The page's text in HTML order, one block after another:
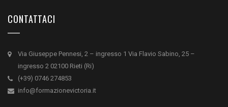
CONTATTACI
Via Giuseppe Pennesi, 2 – ingresso 1 Via Flavio Sabino, 25 –
ingresso 2 02100 Rieti (Ri)
(+39) 0746 274853
info@formazionevictoria.it